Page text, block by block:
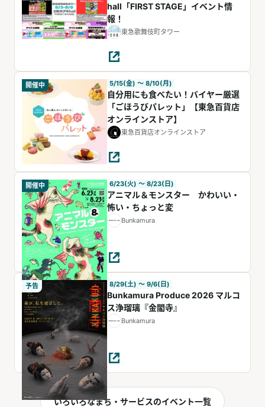
hall「FIRST STAGE」イベント情
報！
東急歌舞伎町タワー
開催中 5/15(金) 〜 8/10(月)
自分用にも食べたい！バイヤー厳選
「ごほうびパレット」【東急百貨店
オンラインストア】
東急百貨店オンラインストア
開催中 6/23(火) 〜 8/23(日)
アニマル＆モンスター かわいい・
怖い・ちょっと変
Bunkamura
予告 8/29(土) 〜 9/6(日)
Bunkamura Produce 2026 マルコ
ス浄瑠璃『金閣寺』
Bunkamura
いろいろなまち・サービスのイベント一覧